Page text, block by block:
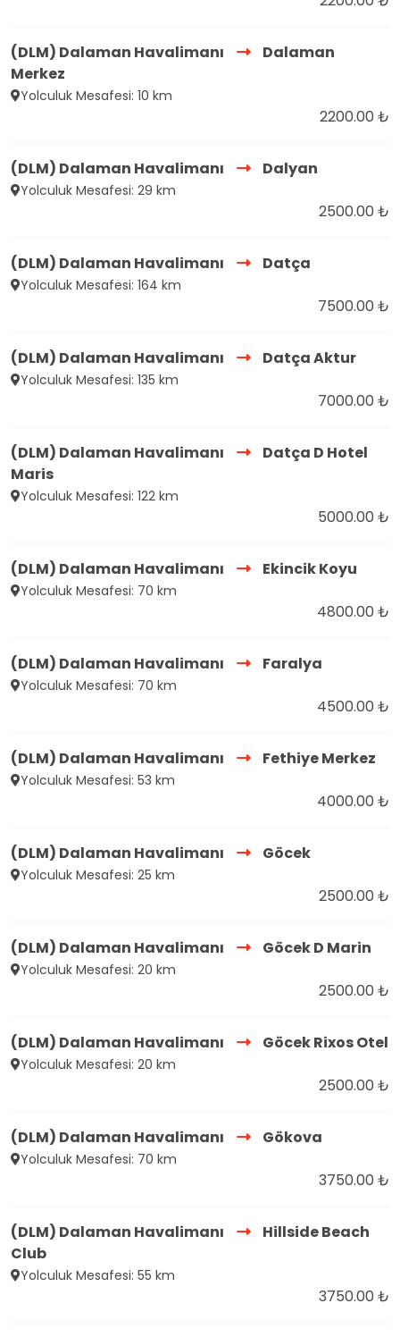
(DLM) Dalaman Havalimanı
Dalaman
Merkez
Yolculuk Mesafesi: 10 km
2200.00 ₺
(DLM) Dalaman Havalimanı Dalyan
Yolculuk Mesafesi: 29 km
2500.00 ₺
(DLM) Dalaman Havalimanı Datça
Yolculuk Mesafesi: 164 km
7500.00 ₺
(DLM) Dalaman Havalimanı Datça Aktur
Yolculuk Mesafesi: 135 km
7000.00 ₺
(DLM) Dalaman Havalimanı
Datça D Hotel
Maris
Yolculuk Mesafesi: 122 km
5000.00 ₺
(DLM) Dalaman Havalimanı Ekincik Koyu
Yolculuk Mesafesi: 70 km
4800.00 ₺
(DLM) Dalaman Havalimanı Faralya
Yolculuk Mesafesi: 70 km
4500.00 ₺
(DLM) Dalaman Havalimanı Fethiye Merkez
Yolculuk Mesafesi: 53 km
4000.00 ₺
(DLM) Dalaman Havalimanı Göcek
Yolculuk Mesafesi: 25 km
2500.00 ₺
(DLM) Dalaman Havalimanı Göcek D Marin
Yolculuk Mesafesi: 20 km
2500.00 ₺
(DLM) Dalaman Havalimanı Göcek Rixos Otel
Yolculuk Mesafesi: 20 km
2500.00 ₺
(DLM) Dalaman Havalimanı Gökova
Yolculuk Mesafesi: 70 km
3750.00 ₺
(DLM) Dalaman Havalimanı
Hillside Beach
Club
Yolculuk Mesafesi: 55 km
3750.00 ₺